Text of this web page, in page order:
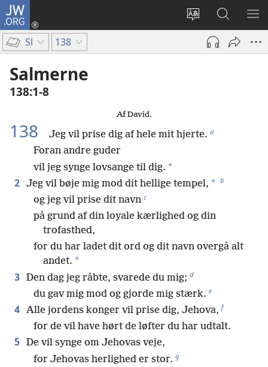
JW.ORG
Vælg
sprog
Log
på
(åbner
Søg
på
JW.ORG
VIS
Sl 138
Salmerne
138:1-8
Af David.
138 Jeg vil prise dig af hele mit hjerte. a
Foran andre guder
vil jeg synge lovsange til dig. *
2 Jeg vil bøje mig mod dit hellige tempel, * b
og jeg vil prise dit navn c
på grund af din loyale kærlighed og din
trofasthed,
for du har ladet dit ord og dit navn overgå alt
andet. *
3 Den dag jeg råbte, svarede du mig; d
du gav mig mod og gjorde mig stærk. e
4 Alle jordens konger vil prise dig, Jehova, f
for de vil have hørt de løfter du har udtalt.
5 De vil synge om Jehovas veje,
for Jehovas herlighed er stor. g